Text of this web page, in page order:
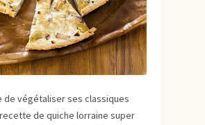
de végétaliser ses classiques
de quiche lorraine super